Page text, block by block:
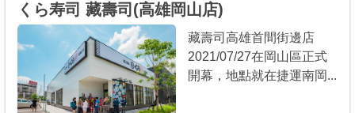
くら寿司 藏壽司(高雄岡山店)
藏壽司高雄首間街邊店
2021/07/27在岡山區正式
開幕，地點就在捷運南岡...